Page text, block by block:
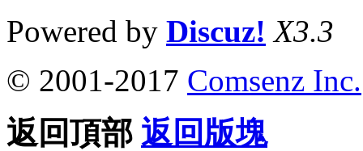
Powered by Discuz! X3.3
© 2001-2017 Comsenz Inc.
返回頂部 返回版塊